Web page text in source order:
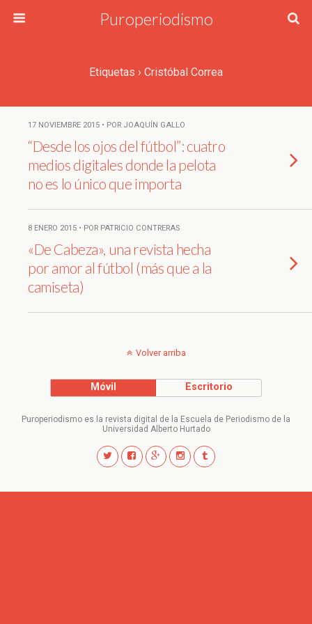
Puroperiodismo
Etiquetas › Cristóbal Correa
17 NOVIEMBRE 2015 • POR JOAQUÍN GALLO
“Desde los ojos del fútbol”: cuatro
medios digitales donde la pelota
no es lo único que importa
8 ENERO 2015 • POR PATRICIO CONTRERAS
«De Cabeza», una revista hecha
por amor al fútbol (más que a la
camiseta)
Volver arriba
Móvil Escritorio
Puroperiodismo es la revista digital de la Escuela de Periodismo de la
Universidad Alberto Hurtado